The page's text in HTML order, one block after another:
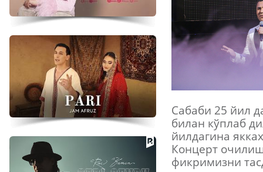
Сабаби 25 йил
билан кўплаб
йилдагина
Концерт
фикримизни